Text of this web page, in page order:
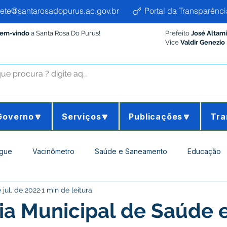
Portal da
vindo a Santa Rosa Do Purus! Prefeito José
Vice Valdir Genezio
Serviços🔽 Publicações🔽
Vacinômetro Saúde e Saneamento Educação
e Meio Ambiente
Municipal de Saúde
jul. de 20221 min de leitura